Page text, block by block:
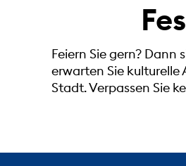
Feiern Sie gern?
erwarten Sie kulturelle
Stadt. Verpassen Sie